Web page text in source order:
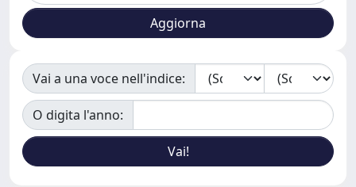
Vai a una voce nell'indice:
O digita l'anno: